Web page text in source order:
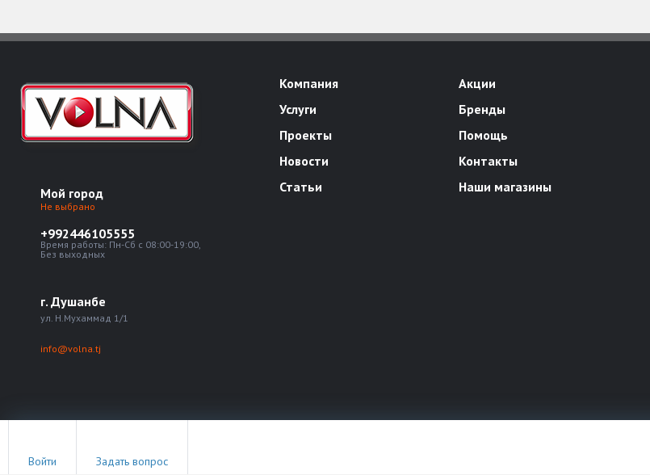
Мой город
Не выбрано
+992446105555
Время работы: Пн-Сб с 08:00-19:00,
Без выходных
г. Душанбе
ул. Н.Мухаммад 1/1
info@volna.tj
Компания
Услуги
Проекты
Новости
Статьи
Акции
Бренды
Помощь
Контакты
Наши магазины
Войти Задать вопрос